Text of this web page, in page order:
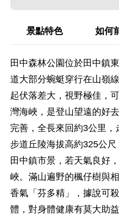
景點特色 如何
田中森林公園位於田中鎮
道大部分蜿蜓穿行在山嶺
起伏落差大，視野極佳，
灣海峽，是登山望遠的好
完善，全長來回約3公里，
步道丘陵海拔高約325公
田中鎮市景，若天氣良好
峽。滿山遍野的楓仔樹與
香氣「芬多精」，據說可
體，對身體健康有莫大助益